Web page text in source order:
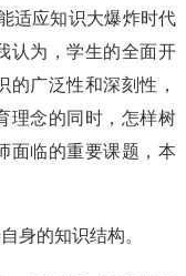
适应知识大爆炸时代
认为，学生的全面开
的广泛性和深刻性，
理念的同时，怎样树
面临的重要课题，本
身的知识结构。